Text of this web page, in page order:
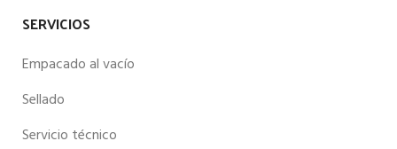
SERVICIOS
Empacado al vacío
Sellado
Servicio técnico